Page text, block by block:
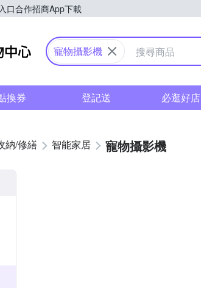
口合作招商App下載
Yahoo購物中心
寵物攝影機
換券 登記送 必逛好店
納/修繕 智能家居 寵物攝影機